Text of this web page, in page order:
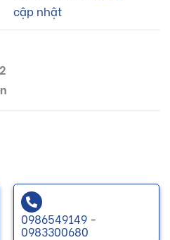
cập nhật
0986549149 -
0983300680